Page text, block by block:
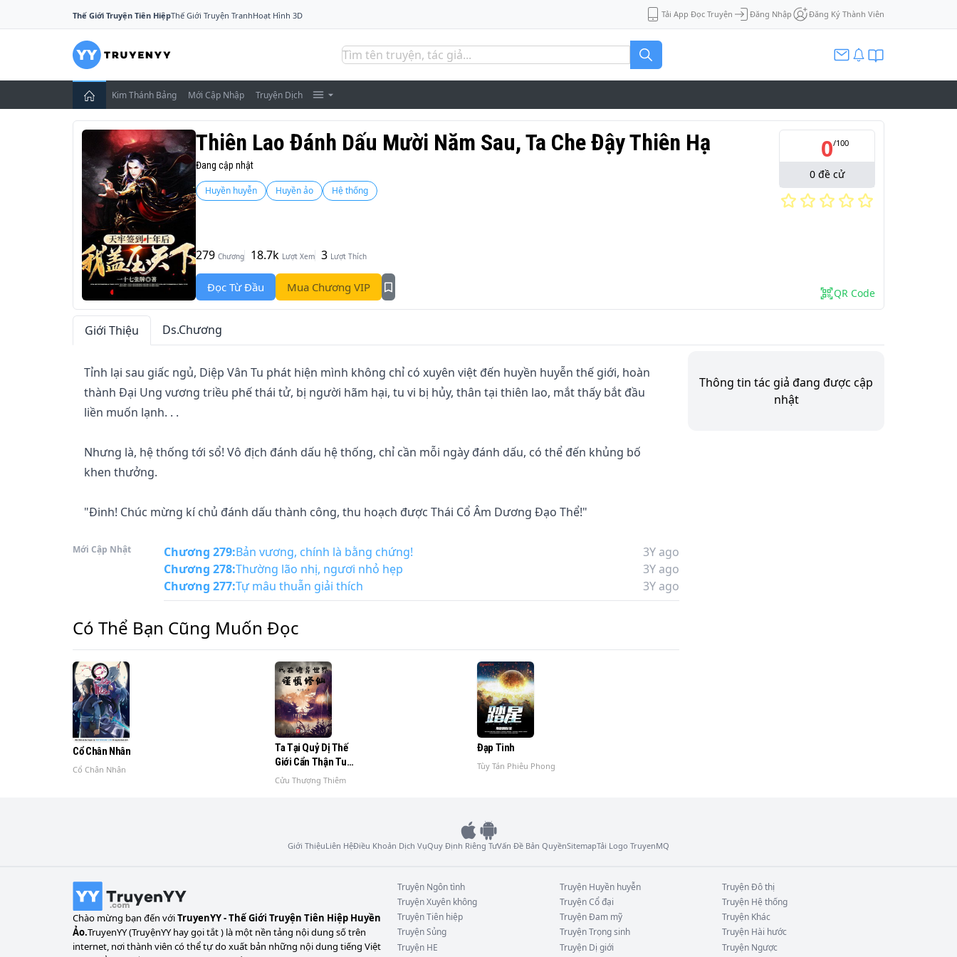
Thế Giới Truyện Tiên HiệpThế Giới Truyện TranhHoạt Hình 3D Tải App Đọc Truyện Đăng Nhập Đăng Ký Thành Viên
Kim Thánh Bảng Mới Cập Nhập Truyện Dịch
Thiên Lao Đánh Dấu Mười Năm Sau, Ta Che Đậy Thiên Hạ
Đang cập nhật
Huyền huyễn Huyền ảo Hệ thống
279 Chương 18.7k Lượt Xem 3 Lượt Thích
Đọc Từ Đầu Mua Chương VIP
0/100
0 đề cử
QR Code
Giới Thiệu Ds.Chương
Tỉnh lại sau giấc ngủ, Diệp Vân Tu phát hiện mình không chỉ có xuyên việt đến huyền huyễn thế giới, hoàn
thành Đại Ung vương triều phế thái tử, bị người hãm hại, tu vi bị hủy, thân tại thiên lao, mắt thấy bắt đầu
liền muốn lạnh. . .
Nhưng là, hệ thống tới sổ! Vô địch đánh dấu hệ thống, chỉ cần mỗi ngày đánh dấu, có thể đến khủng bố
khen thưởng.
"Đinh! Chúc mừng kí chủ đánh dấu thành công, thu hoạch được Thái Cổ Âm Dương Đạo Thể!"
"Đinh! Chúc mừng kí chủ, thu hoạch được công pháp cực phẩm [ Âm Dương quyết ]!" . . .
Hệ thống nơi tay, thiên hạ ta có. Thiên lao đánh dấu 10 năm, xuất thế đã vô địch!
Mới Cập Nhật Chương 279:Bản vương, chính là bằng chứng!
3Y ago
Chương 278:Thường lão nhị, ngươi nhỏ hẹp
3Y ago
Chương 277:Tự mâu thuẫn giải thích 3Y ago
Có Thể Bạn Cũng Muốn Đọc
Cổ Chân Nhân
Cổ Chân Nhân
Ta Tại Quỷ Dị Thế
Giới Cẩn Thận Tu
Tiên
Cửu Thượng Thiêm
Đạp Tinh
Tùy Tán Phiêu Phong
Thông tin tác giả đang được cập
nhật
Giới ThiệuLiên HệĐiều Khoản Dịch VụQuy Định Riêng TưVấn Đề Bản QuyềnSitemapTải Logo TruyenMQ
Chào mừng bạn đến vớiTruyenYY - Thế Giới Truyện Tiên Hiệp Huyền
Ảo.TruyenYY (TruyệnYY hay gọi tắt ) là một nền tảng nội dung số trên
internet, nơi thành viên có thể tự do xuất bản những nội dung tiếng Việt
Truyện Ngôn tình Truyện Huyền huyễn TruyệnĐô thị
TruyệnXuyên không TruyệnCổ đại Truyện Hệ thống
TruyệnTiên hiệp TruyệnĐam mỹ Truyện Khác
TruyệnSủng TruyệnTrọng sinh Truyện Hài hước
Truyện HE Truyện Dị giới Truyện Ngược